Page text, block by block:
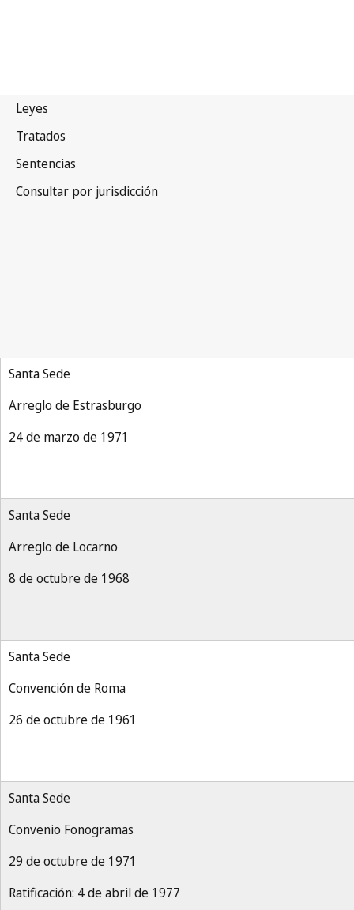
Santa Sede
Arreglo de Estrasburgo
24 de marzo de 1971
Santa Sede
Arreglo de Locarno
8 de octubre de 1968
Santa Sede
Convención de Roma
26 de octubre de 1961
Santa Sede
Convenio Fonogramas
29 de octubre de 1971
Ratificación: 4 de abril de 1977